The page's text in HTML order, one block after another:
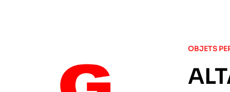
OBJETS